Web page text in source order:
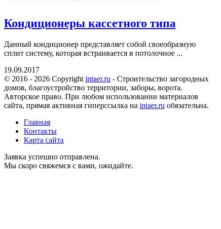
Кондиционеры кассетного типа
Данный кондиционер представляет собой своеобразную
сплит систему, которая встраивается в потолочное ...
19.09.2017
© 2016 - 2026 Copyright intaer.ru - Cтроительство загородных
домов, благоустройство территории, заборы, ворота.
Авторское право. При любом использовании материалов
сайта, прямая активная гиперссылка на intaer.ru обязательна.
Главная
Контакты
Карта сайта
Заявка успешно отправлена.
Мы скоро свяжемся с вами, ожидайте.